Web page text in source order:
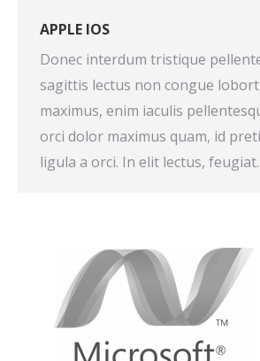
APPLE IOS
Donec interdum tristique
sagittis lectus non congue
maximus, enim iaculis
orci dolor maximus quam, id
ligula a orci. In elit lectus,